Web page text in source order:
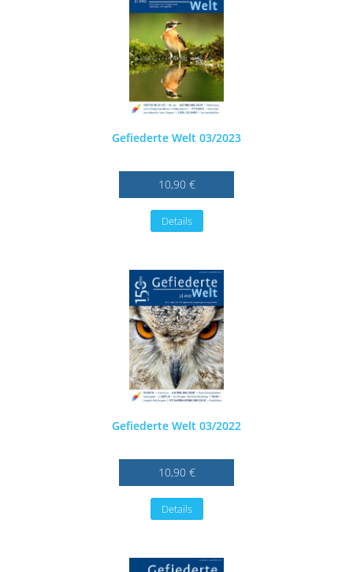
Gefiederte Welt 03/2023
10,90 €
Details
Gefiederte Welt 03/2022
10,90 €
Details